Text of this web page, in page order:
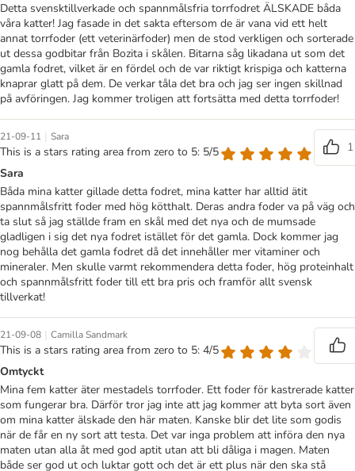
Detta svensktillverkade och spannmålsfria torrfodret ÄLSKADE båda
våra katter! Jag fasade in det sakta eftersom de är vana vid ett helt
annat torrfoder (ett veterinärfoder) men de stod verkligen och sorterade
ut dessa godbitar från Bozita i skålen. Bitarna såg likadana ut som det
gamla fodret, vilket är en fördel och de var riktigt krispiga och katterna
knaprar glatt på dem. De verkar tåla det bra och jag ser ingen skillnad
på avföringen. Jag kommer troligen att fortsätta med detta torrfoder!
21-09-11 | Sara
This is a stars rating area from zero to 5: 5/5
1
Sara
Båda mina katter gillade detta fodret, mina katter har alltid ätit
spannmålsfritt foder med hög kötthalt. Deras andra foder va på väg och
ta slut så jag ställde fram en skål med det nya och de mumsade
gladligen i sig det nya fodret istället för det gamla. Dock kommer jag
nog behålla det gamla fodret då det innehåller mer vitaminer och
mineraler. Men skulle varmt rekommendera detta foder, hög proteinhalt
och spannmålsfritt foder till ett bra pris och framför allt svensk
tillverkat!
21-09-08 | Camilla Sandmark
This is a stars rating area from zero to 5: 4/5
Omtyckt
Mina fem katter äter mestadels torrfoder. Ett foder för kastrerade katter
som fungerar bra. Därför tror jag inte att jag kommer att byta sort även
om mina katter älskade den här maten. Kanske blir det lite som godis
när de får en ny sort att testa. Det var inga problem att införa den nya
maten utan alla åt med god aptit utan att bli dåliga i magen. Maten
både ser god ut och luktar gott och det är ett plus när den ska stå